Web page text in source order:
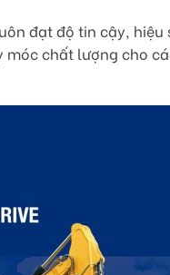
đạt độ tin cậy,
chất lượng cho